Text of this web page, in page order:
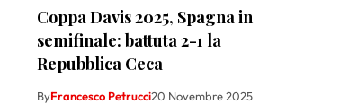
Coppa Davis 2025, Spagna in
semifinale: battuta 2-1 la
Repubblica Ceca
ByFrancesco Petrucci20 Novembre 2025